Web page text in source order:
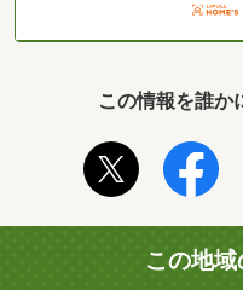
この情報を誰か
この地